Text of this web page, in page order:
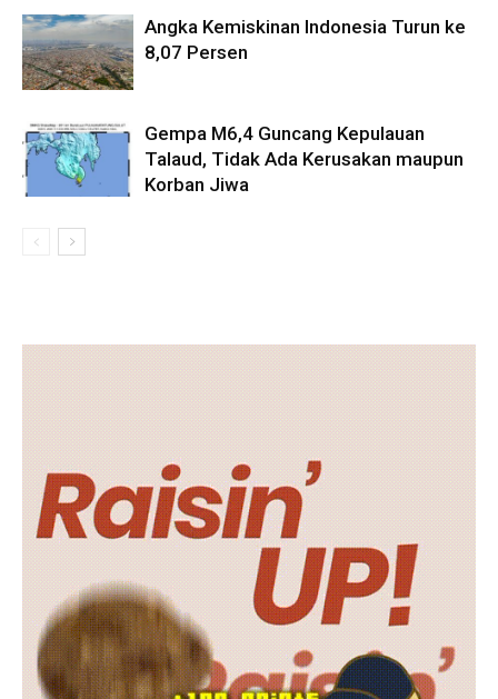
Angka Kemiskinan Indonesia Turun ke
8,07 Persen
Gempa M6,4 Guncang Kepulauan
Talaud, Tidak Ada Kerusakan maupun
Korban Jiwa